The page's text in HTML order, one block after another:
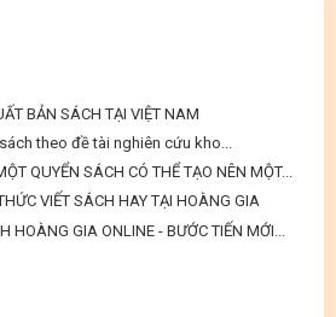
BẢN SÁCH TẠI VIỆT NAM
theo đề tài nghiên cứu kho...
QUYỂN SÁCH CÓ THỂ TẠO NÊN MỘT...
VIẾT SÁCH HAY TẠI HOÀNG GIA
HOÀNG GIA ONLINE - BƯỚC TIẾN MỚI...